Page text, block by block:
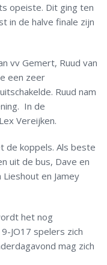
opeiste. Dit ging ten
in de halve finale zijn
vv Gemert, Ruud van
een zeer
Ruud nam
In de
Vereijken.
de koppels. Als beste
uit de bus, Dave en
en Jamey
het nog
JO17 spelers zich
mag zich